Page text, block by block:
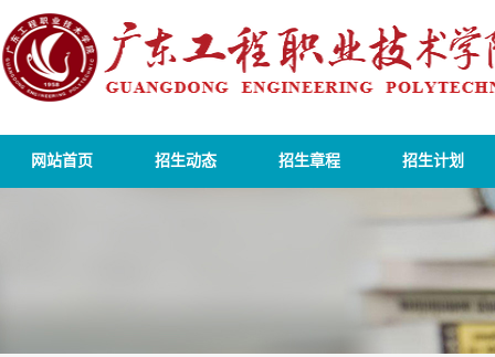
网站首页 招生动态 招生章程 招生计划